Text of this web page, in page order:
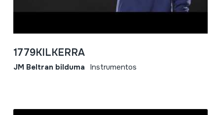
1779KILKERRA
JM Beltran bilduma Instrumentos